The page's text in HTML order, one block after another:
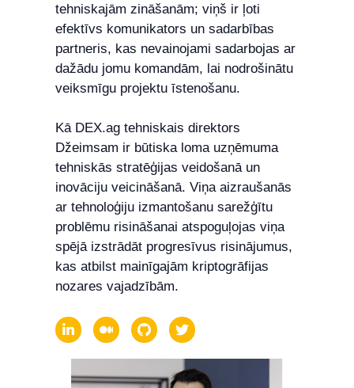
tehniskajām zināšanām; viņš ir ļoti
efektīvs komunikators un sadarbības
partneris, kas nevainojami sadarbojas ar
dažādu jomu komandām, lai nodrošinātu
veiksmīgu projektu īstenošanu.
Kā DEX.ag tehniskais direktors
Džeimsam ir būtiska loma uzņēmuma
tehniskās stratēģijas veidošanā un
inovāciju veicināšanā. Viņa aizraušanās
ar tehnoloģiju izmantošanu sarežģītu
problēmu risināšanai atspoguļojas viņa
spējā izstrādāt progresīvus risinājumus,
kas atbilst mainīgajām kriptogrāfijas
nozares vajadzībām.